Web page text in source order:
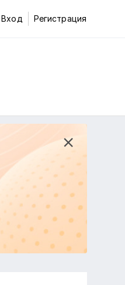
Вход Регистрация